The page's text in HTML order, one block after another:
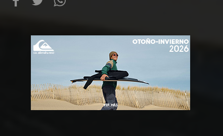
FacebookTwitter